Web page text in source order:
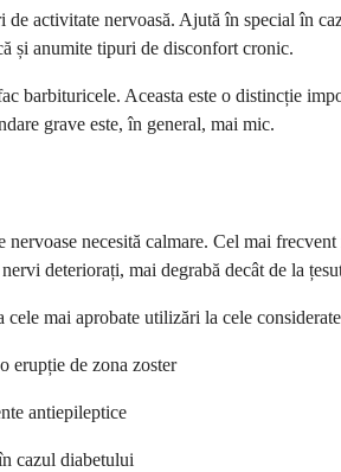
de activitate nervoasă. Ajută în special
și anumite tipuri de disconfort cronic.
barbituricele. Aceasta este o distincție
grave este, în general, mai mic.
necesită calmare. Cel mai
deteriorați, mai degrabă decât de la
mai aprobate utilizări la cele
erupție de zona zoster
antiepileptice
cazul diabetului